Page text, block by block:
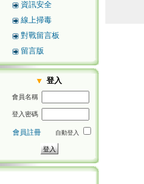
資訊安全
線上掃毒
對戰留言板
留言版
登入
會員名稱
登入密碼
會員註冊 自動登入